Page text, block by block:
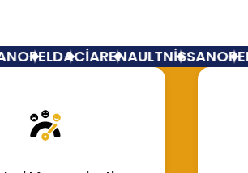
OPELDACİARENAULTNİSSANOPEL